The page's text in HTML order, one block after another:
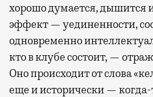
хорошо думается, дышится
эффект — уединенности,
одновременно
кто в клубе состоит, —
Оно происходит от слова
еще и исторически — когда-